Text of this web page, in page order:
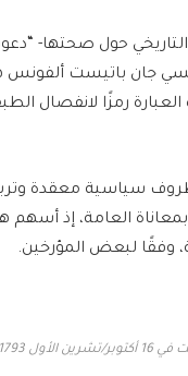
حول صحتها-
جان باتيست
العبارة رمزًا لانفصال
سياسية معقدة
العامة، إذ أسهم هذا
وفقًا لبعض المؤرخين.
1793 (غيتي)